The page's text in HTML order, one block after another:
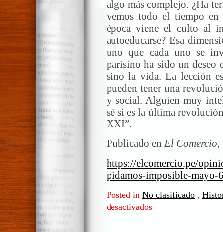
algo más complejo. ¿Ha
vemos todo el tiempo en
época viene el culto al
autoeducarse? Esa
uno que cada uno se
parisino ha sido un deseo
sino la vida. La lección
pueden tener una
y social. Alguien muy
sé si es la última
XXI”.
Publicado en El Comercio,
https://elcomercio.pe/
pidamos-imposible-
Posted in No clasificado ,
desactivados